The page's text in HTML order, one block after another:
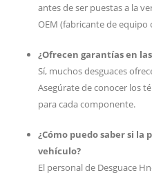
antes de ser puestas a la
OEM (fabricante de equipo
¿Ofrecen garantías en
Sí, muchos desguaces
Asegúrate de conocer los
para cada componente.
¿Cómo puedo saber si la
vehículo?
El personal de Desguace